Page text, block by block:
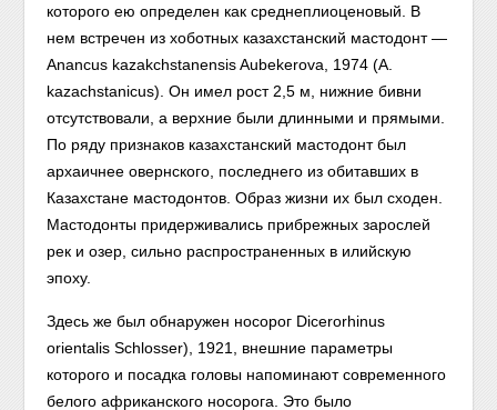
которого ею определен как среднеплиоценовый. В
нем встречен из хоботных казахстанский мастодонт —
Anancus kazakchstanensis Aubekerova, 1974 (A.
kazachstanicus). Он имел рост 2,5 м, нижние бивни
отсутствовали, а верхние были длинными и прямыми.
По ряду признаков казахстанский мастодонт был
архаичнее овернского, последнего из обитавших в
Казахстане мастодонтов. Образ жизни их был сходен.
Мастодонты придерживались прибрежных зарослей
рек и озер, сильно распространенных в илийскую
эпоху.
Здесь же был обнаружен носорог Dicerorhinus
orientalis Schlosser), 1921, внешние параметры
которого и посадка головы напоминают современного
белого африканского носорога. Это было